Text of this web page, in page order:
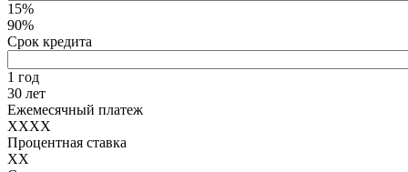
15%
90%
Срок кредита
1 год
30 лет
Ежемесячный платеж
XXXX
Процентная ставка
XX